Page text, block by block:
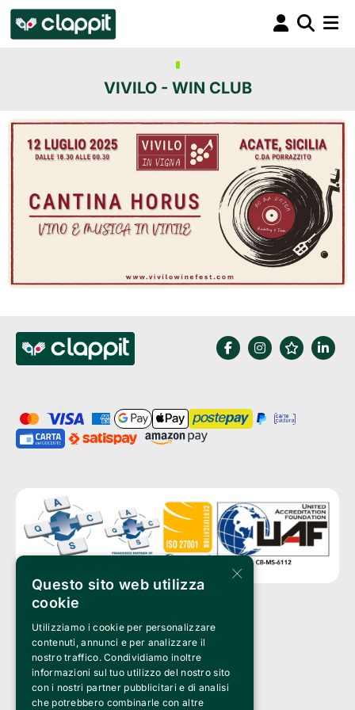
VIVILO - WIN CLUB
Clappit è un marchio di proprietà di:
Bemils Srl
a Socio Unico
Via Fosse Ardeatine, 4 -20092 Cinisello Balsamo (MI)
PI 05589050961
Iscr. C.C.I.A.A. Milano R.E.A. 1833471
© 2010-2025 Bemils Srl - Tutti i diritti riservati
×
Questo sito web utilizza
cookie
Utilizziamo i cookie per personalizzare
contenuti, annunci e per analizzare il
nostro traffico. Condividiamo inoltre
informazioni sul tuo utilizzo del nostro sito
con i nostri partner pubblicitari e di analisi
che potrebbero combinarle con altre